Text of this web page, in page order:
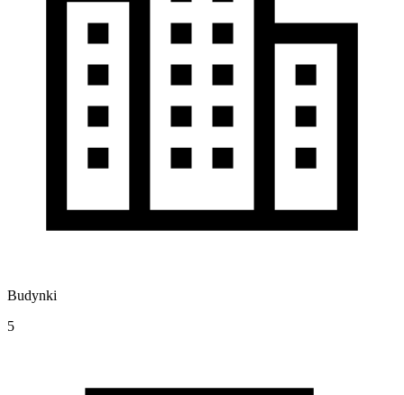
Budynki
5